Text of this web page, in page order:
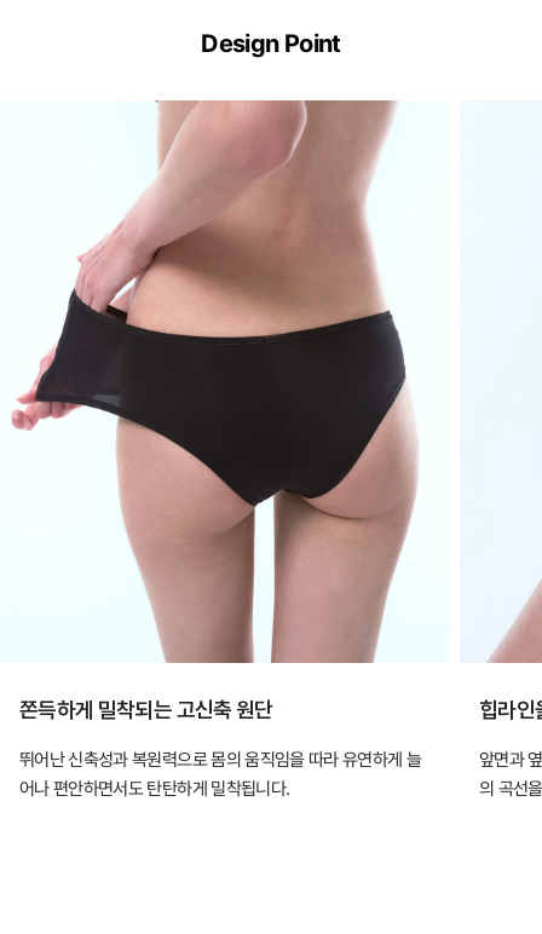
Design Point
쫀득하게 밀착되는 고신축 원단
뛰어난 신축성과 복원력으로 몸의 움직임을 따라 유연하게 늘
어나 편안하면서도 탄탄하게 밀착됩니다.
힙라인
앞면과
의 곡선